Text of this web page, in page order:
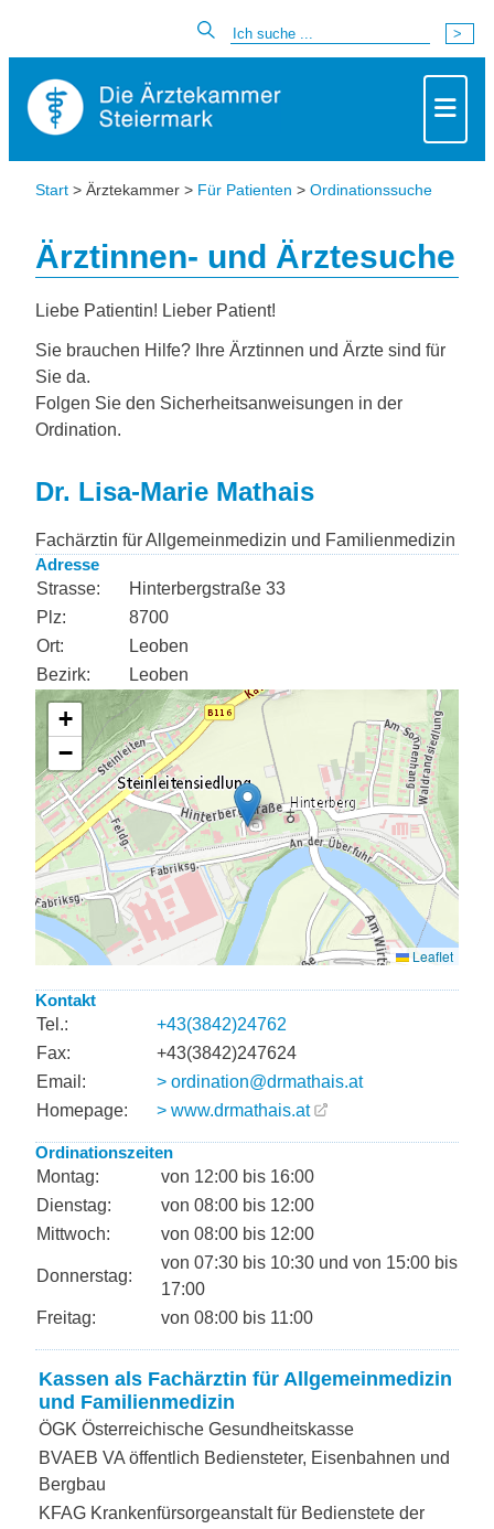
Start > Ärztekammer > Für Patienten > Ordinationssuche
Ärztinnen- und Ärztesuche
Liebe Patientin! Lieber Patient!
Sie brauchen Hilfe? Ihre Ärztinnen und Ärzte sind für
Sie da.
Folgen Sie den Sicherheitsanweisungen in der
Ordination.
Dr. Lisa-Marie Mathais
Fachärztin für Allgemeinmedizin und Familienmedizin
Adresse
Strasse:
Hinterbergstraße 33
Plz:
8700
Ort:
Leoben
Bezirk:
Leoben
Kontakt
Tel.:
+43(3842)24762
Fax:
+43(3842)247624
Email:
> ordination@drmathais.at
Homepage:
> www.drmathais.at
Ordinationszeiten
Montag:
von 12:00 bis 16:00
Dienstag:
von 08:00 bis 12:00
Mittwoch:
von 08:00 bis 12:00
Donnerstag:
von 07:30 bis 10:30 und von 15:00 bis
17:00
Freitag:
von 08:00 bis 11:00
Kassen als Fachärztin für Allgemeinmedizin
und Familienmedizin
ÖGK Österreichische Gesundheitskasse
BVAEB VA öffentlich Bediensteter, Eisenbahnen und
Bergbau
KFAG Krankenfürsorgeanstalt für Bedienstete der